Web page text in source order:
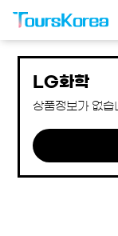
LG화학
상품정보가 없습